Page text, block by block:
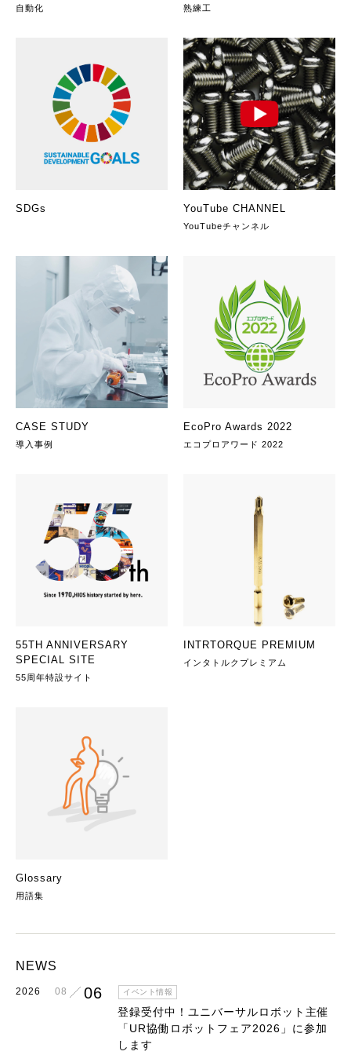
自動化 熟練工
SDGs YouTube CHANNEL
YouTubeチャンネル
CASE STUDY
導入事例
EcoPro Awards 2022
エコプロアワード 2022
55TH ANNIVERSARY
SPECIAL SITE
55周年特設サイト
INTRTORQUE PREMIUM
インタトルクプレミアム
Glossary
用語集
NEWS
2026 08 06 イベント情報
登録受付中！ユニバーサルロボット主催
「UR協働ロボットフェア2026」に参加
します